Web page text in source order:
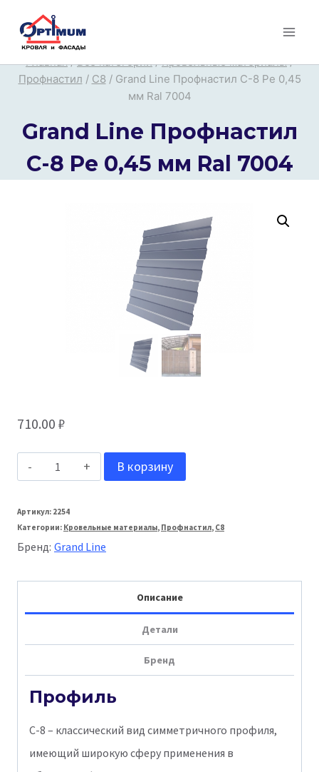
Перейти
Главная / Все категории / Кровельные материалы /
Профнастил / С8 / Grand Line Профнастил С-8 Pe 0,45
мм Ral 7004
Grand Line Профнастил
С-8 Pe 0,45 мм Ral 7004
710.00 ₽
Количество
Grand
Line
Профнастил
С-8
мм
7004
В корзину
Артикул: 2254
Категории: Кровельные материалы, Профнастил, С8
Бренд: Grand Line
Описание
Детали
Бренд
Профиль
C-8 – классический вид симметричного профиля,
имеющий широкую сферу применения в